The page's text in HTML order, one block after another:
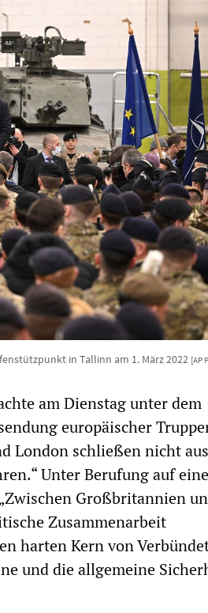
in Tallinn am 1. März 2022 [AP
am Dienstag unter dem
europäischer
London schließen nicht
Unter Berufung auf eine
Großbritannien
Zusammenarbeit
harten Kern von
und die allgemeine